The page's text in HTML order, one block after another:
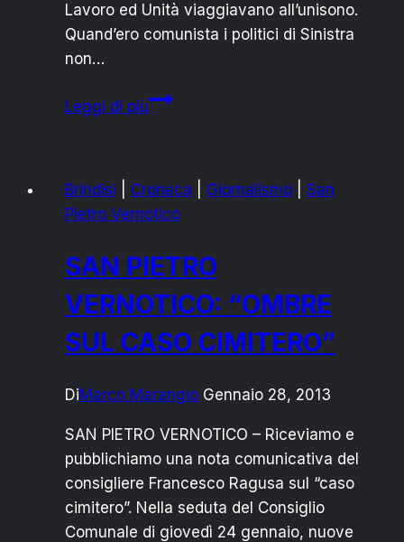
Lavoro ed Unità viaggiavano all’unisono.
Quand’ero comunista i politici di Sinistra
non…
Leggi di più1
Brindisi
Cronaca Giornalismo
San
Pietro Vernotico
SAN PIETRO
VERNOTICO: “OMBRE
SUL CASO CIMITERO”
DiMarco Marangio Gennaio 28, 2013
SAN PIETRO VERNOTICO – Riceviamo e
pubblichiamo una nota comunicativa del
consigliere Francesco Ragusa sul “caso
cimitero”. Nella seduta del Consiglio
Comunale di giovedì 24 gennaio, nuove